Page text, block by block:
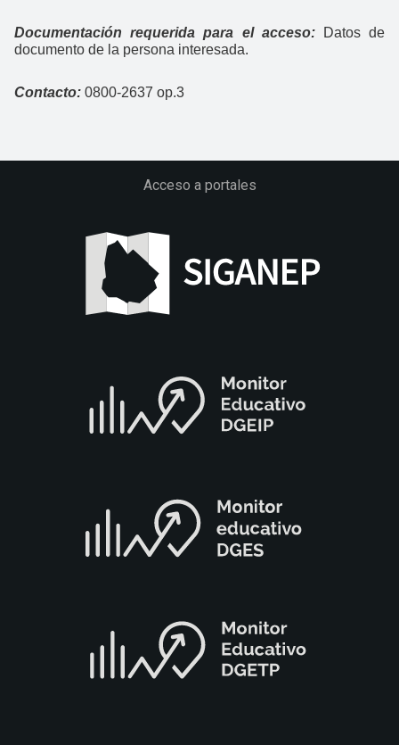
Documentación requerida para el acceso:
Datos de
documento de la persona interesada.
Contacto: 0800-2637 op.3
Acceso a portales